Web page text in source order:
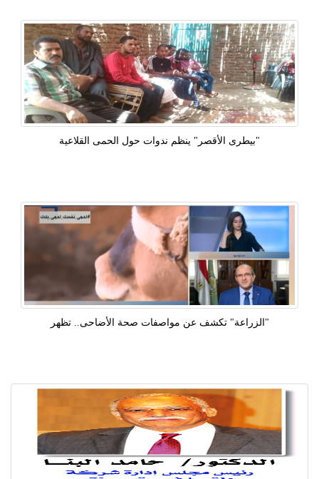
"بيطرى الأقصر" ينظم ندوات حول الحمى القلاعية
"الزراعة" تكشف عن مواصفات صحة الأضاحى.. تظهر